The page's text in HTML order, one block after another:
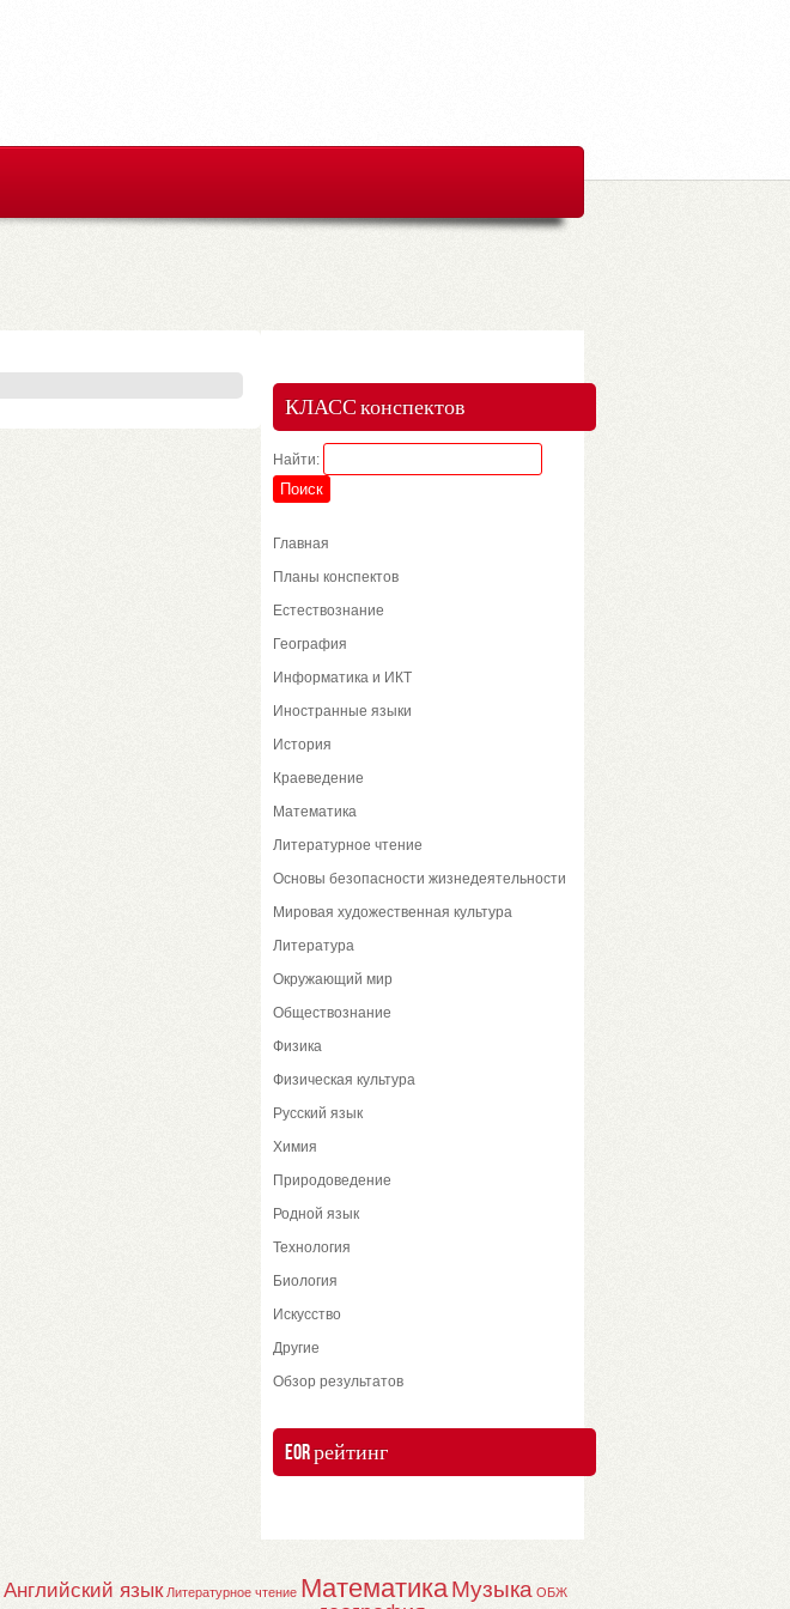
КЛАСС конспектов
Найти:
Главная
Планы конспектов
Естествознание
География
Информатика и ИКТ
Иностранные языки
История
Краеведение
Математика
Литературное чтение
Основы безопасности жизнедеятельности
Мировая художественная культура
Литература
Окружающий мир
Обществознание
Физика
Физическая культура
Русский язык
Химия
Природоведение
Родной язык
Технология
Биология
Искусство
Другие
Обзор результатов
EOR рейтинг
Английский язык Литературное чтение МатематикаМузыка ОБЖ